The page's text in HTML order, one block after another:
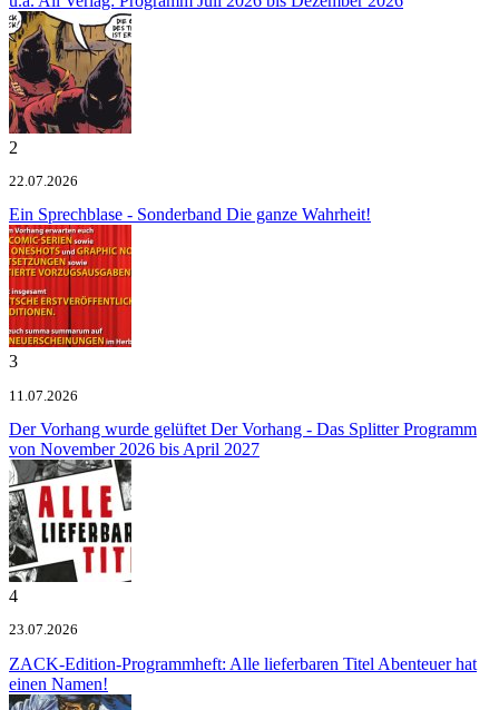
2
22.07.2026
Ein Sprechblase - Sonderband Die ganze Wahrheit!
3
11.07.2026
Der Vorhang wurde gelüftet Der Vorhang - Das Splitter Programm
von November 2026 bis April 2027
4
23.07.2026
ZACK-Edition-Programmheft: Alle lieferbaren Titel Abenteuer hat
einen Namen!